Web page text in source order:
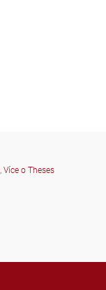
, Více o Theses